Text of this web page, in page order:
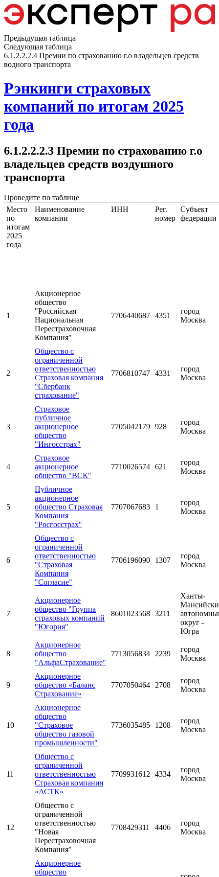
Предыдущая таблица
Следующая таблица
6.1.2.2.2.4 Премии по страхованию г.о владельцев средств
водного транспорта
Рэнкинги страховых
компаний по итогам 2025
года
6.1.2.2.2.3 Премии по страхованию г.о
владельцев средств воздушного
транспорта
Проведите по таблице
Место
по
итогам
2025
года
Наименование
компании
ИНН
Рег.
номер
Субъект
федерации
1
Акционерное
общество
"Российская
Национальная
Перестраховочная
Компания"
7706440687 4351
город
Москва
2
Общество с
ограниченной
ответственностью
Страховая компания
"Сбербанк
страхование"
7706810747 4331
город
Москва
3
Страховое
публичное
акционерное
общество
"Ингосстрах"
7705042179 928
город
Москва
4
Страховое
акционерное
общество "ВСК"
7710026574 621
город
Москва
5
Публичное
акционерное
общество Страховая
Компания
"Росгосстрах"
7707067683 1
город
Москва
6
Общество с
ограниченной
ответственностью
"Страховая
Компания
"Согласие"
7706196090 1307
город
Москва
7
Акционерное
общество "Группа
страховых компаний
"Югория"
8601023568 3211
Ханты-
округ -
Югра
8
Акционерное
общество
"АльфаСтрахование"
7713056834 2239
город
Москва
9
Акционерное
общество «Баланс
Страхование»
7707050464 2708
город
Москва
10
Акционерное
общество
"Страховое
общество газовой
промышленности"
7736035485 1208
город
Москва
11
Общество с
ограниченной
ответственностью
Страховая компания
«АСТК»
7709931612 4334
город
Москва
12
Общество с
ограниченной
ответственностью
"Новая
Перестраховочная
Компания"
7708429311 4406
город
Москва
Акционерное
общество